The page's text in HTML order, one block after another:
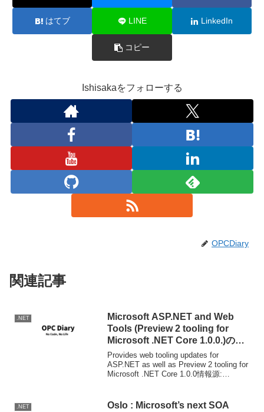
はてブ LINE LinkedIn
コピー
Ishisakaをフォローする
OPCDiary
関連記事
.NET
Microsoft ASP.NET and Web
Tools (Preview 2 tooling for
Microsoft .NET Core 1.0.0.)のア
ップデート
Provides web tooling updates for
ASP.NET as well as Preview 2 tooling for
Microsoft .NET Core 1.0.0情報源:
.NET
Oslo : Microsoft’s next SOA